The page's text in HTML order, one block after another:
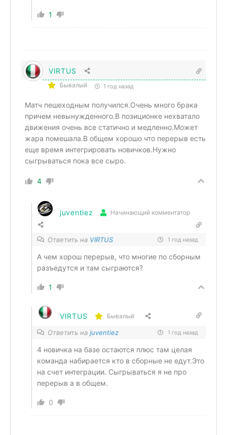
1
VIRTUS
Бывалый 1 год назад
Матч пешеходным получился.Очень много брака
причем невынужденного.В позиционке нехватало
движения очень все статично и медленно.Может
жара помешала.В общем хорошо что перерыв есть
еще время интегрировать новичков.Нужно
сыгрываться пока все сыро.
4
juventiez Начинающий комментатор
Ответить на VIRTUS 1 год назад
А чем хорош перерыв, что многие по сборным
разъедутся и там сыграются?
1
VIRTUS Бывалый
Ответить на juventiez 1 год назад
4 новичка на базе остаются плюс там целая
команда набирается кто в сборные не едут.Это
на счет интеграции. Сыгрываться я не про
перерыв а в общем.
0